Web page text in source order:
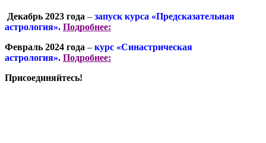
Декабрь 2023 года – запуск курса «Предсказательная
астрология». Подробнее:
Февраль 2024 года – курс «Синастрическая
астрология». Подробнее:
Присоединяйтесь!